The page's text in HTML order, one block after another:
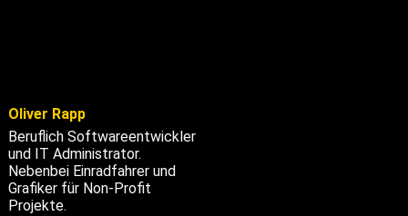
Oliver Rapp
Beruflich Softwareentwickler
und IT Administrator.
Nebenbei Einradfahrer und
Grafiker für Non-Profit
Projekte.